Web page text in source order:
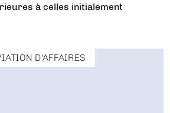
à celles initialement
D'AFFAIRES